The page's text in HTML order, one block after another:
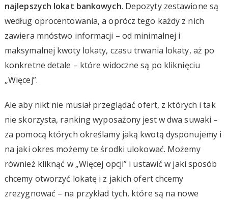
najlepszych lokat bankowych. Depozyty zestawione są
według oprocentowania, a oprócz tego każdy z nich
zawiera mnóstwo informacji – od minimalnej i
maksymalnej kwoty lokaty, czasu trwania lokaty, aż po
konkretne detale – które widoczne są po kliknięciu
„Więcej”.
Ale aby nikt nie musiał przeglądać ofert, z których i tak
nie skorzysta, ranking wyposażony jest w dwa suwaki –
za pomocą których określamy jaką kwotą dysponujemy i
na jaki okres możemy te środki ulokować. Możemy
również kliknąć w „Więcej opcji” i ustawić w jaki sposób
chcemy otworzyć lokatę i z jakich ofert chcemy
zrezygnować – na przykład tych, które są na nowe